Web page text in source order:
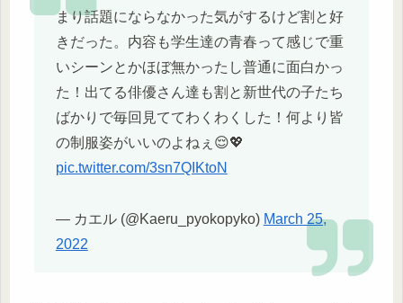
まり話題にならなかった気がするけど割と好
きだった。内容も学生達の青春って感じで重
いシーンとかほぼ無かったし普通に面白かっ
た！出てる俳優さん達も割と新世代の子たち
ばかりで毎回見ててわくわくした！何より皆
の制服姿がいいのよねぇ😌💖
pic.twitter.com/3sn7QIKtoN
— カエル (@Kaeru_pyokopyko) March 25,
2022